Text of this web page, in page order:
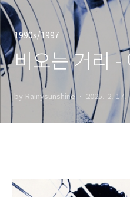
1990s/1997
비오는 거리
by Rainysunshine 2025. 2. 17.